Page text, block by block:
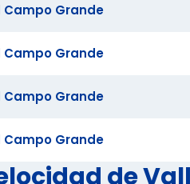
Grande
Grande
Grande
Grande
de